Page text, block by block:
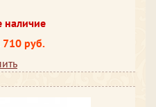
наличие
руб.